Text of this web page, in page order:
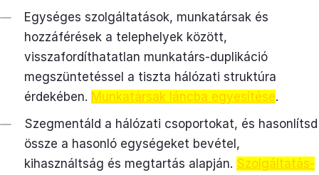
Egységes szolgáltatások, munkatársak és
hozzáférések a telephelyek között,
visszafordíthatatlan munkatárs-duplikáció
megszüntetéssel a tiszta hálózati struktúra
érdekében. Munkatársak láncba egyesítése.
Szegmentáld a hálózati csoportokat, és hasonlítsd
össze a hasonló egységeket bevétel,
kihasználtság és megtartás alapján. Szolgáltatás-